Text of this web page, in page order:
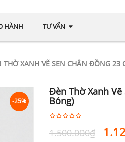
HÀNH TƯ VẤN
THỜ XANH VẼ SEN CHÂN ĐỒNG 23
-25%
Đèn Thờ Xanh
Bóng)
1.500.000₫
Giá